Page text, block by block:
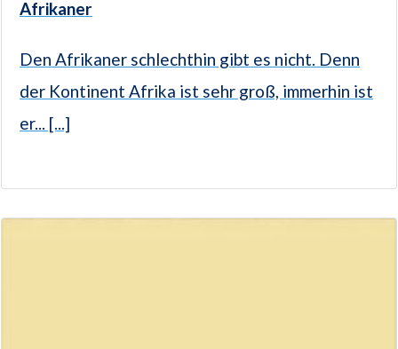
Afrikaner
Den Afrikaner schlechthin gibt es nicht. Denn
der Kontinent Afrika ist sehr groß, immerhin ist
er... [...]